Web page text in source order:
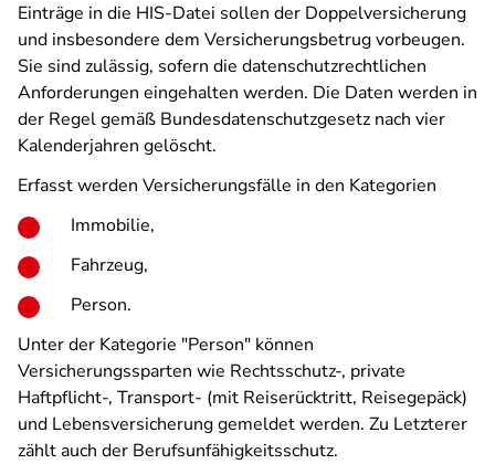
Einträge in die HIS-Datei sollen der Doppelversicherung
und insbesondere dem Versicherungsbetrug vorbeugen.
Sie sind zulässig, sofern die datenschutzrechtlichen
Anforderungen eingehalten werden. Die Daten werden in
der Regel gemäß Bundesdatenschutzgesetz nach vier
Kalenderjahren gelöscht.
Erfasst werden Versicherungsfälle in den Kategorien
Immobilie,
Fahrzeug,
Person.
Unter der Kategorie "Person" können
Versicherungssparten wie Rechtsschutz-, private
Haftpflicht-, Transport- (mit Reiserücktritt, Reisegepäck)
und Lebensversicherung gemeldet werden. Zu Letzterer
zählt auch der Berufsunfähigkeitsschutz.